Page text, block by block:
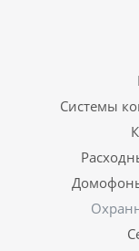
Системы